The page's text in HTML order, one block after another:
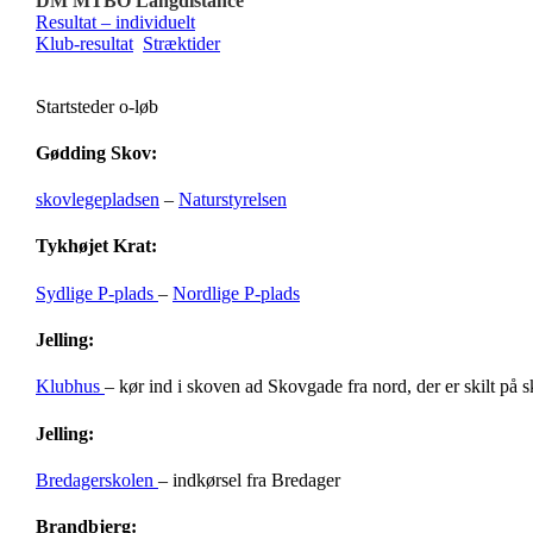
Resultat – individuelt
Klub-resultat Stræktider
Startsteder o-løb
Gødding Skov:
skovlegepladsen – Naturstyrelsen
Tykhøjet Krat:
Sydlige P-plads – Nordlige P-plads
Jelling:
Klubhus – kør ind i skoven ad Skovgade fra nord, der er skilt på
Jelling:
Bredagerskolen – indkørsel fra Bredager
Brandbjerg: